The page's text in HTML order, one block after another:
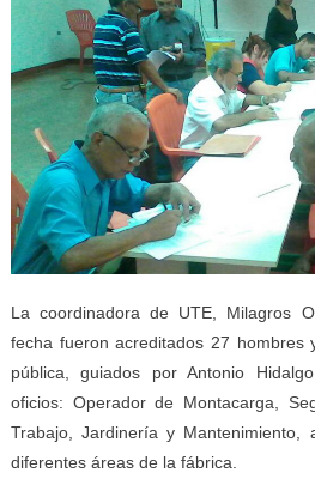
La coordinadora de UTE, Milagros
fecha fueron acreditados 27 hombres
pública, guiados por Antonio
oficios: Operador de Montacarga,
Trabajo, Jardinería y Mantenimiento,
diferentes áreas de la fábrica.